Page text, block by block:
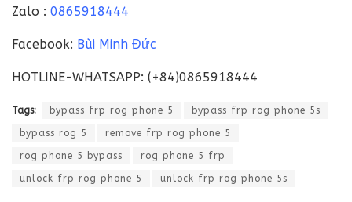
Zalo : 0865918444
Facebook: Bùi Minh Đức
HOTLINE-WHATSAPP: (+84)0865918444
Tags: bypass frp rog phone 5 bypass frp rog phone 5s
bypass rog 5 remove frp rog phone 5
rog phone 5 bypass rog phone 5 frp
unlock frp rog phone 5 unlock frp rog phone 5s